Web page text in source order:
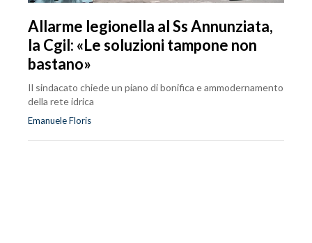
Allarme legionella al Ss Annunziata,
la Cgil: «Le soluzioni tampone non
bastano»
Il sindacato chiede un piano di bonifica e ammodernamento
della rete idrica
Emanuele Floris